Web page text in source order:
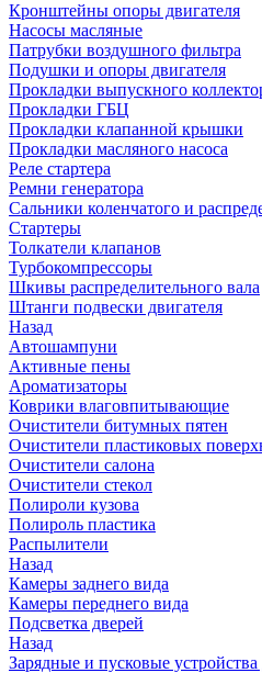
Кронштейны опоры двигателя
Насосы масляные
Патрубки воздушного фильтра
Подушки и опоры двигателя
Прокладки выпускного
Прокладки ГБЦ
Прокладки клапанной крышки
Прокладки масляного насоса
Реле стартера
Ремни генератора
Сальники коленчатого и
Стартеры
Толкатели клапанов
Турбокомпрессоры
Шкивы распределительного вала
Штанги подвески двигателя
Назад
Автошампуни
Активные пены
Ароматизаторы
Коврики влаговпитывающие
Очистители битумных пятен
Очистители пластиковых
Очистители салона
Очистители стекол
Полироли кузова
Полироль пластика
Распылители
Назад
Камеры заднего вида
Камеры переднего вида
Подсветка дверей
Назад
Зарядные и пусковые